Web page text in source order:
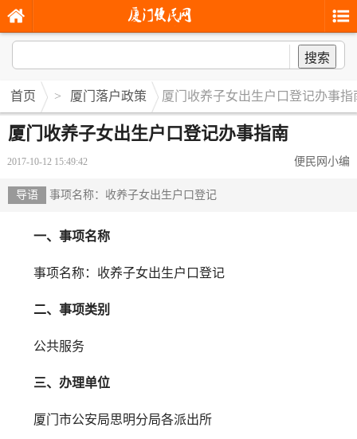
搜索
首页 > 厦门落户政策 厦门收养子女出生户口登记办事指
厦门收养子女出生户口登记办事指南
2017-10-12 15:49:42 便民网小编
导语 事项名称：收养子女出生户口登记
一、事项名称
事项名称：收养子女出生户口登记
二、事项类别
公共服务
三、办理单位
厦门市公安局思明分局各派出所